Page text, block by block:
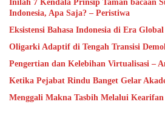
Inilah 7 Kendala Prinsip Taman bacaan
Indonesia, Apa Saja? – Peristiwa
Eksistensi Bahasa Indonesia di Era
Oligarki Adaptif di Tengah Transisi
Pengertian dan Kelebihan Virtualisasi –
Ketika Pejabat Rindu Banget Gelar
Menggali Makna Tasbih Melalui